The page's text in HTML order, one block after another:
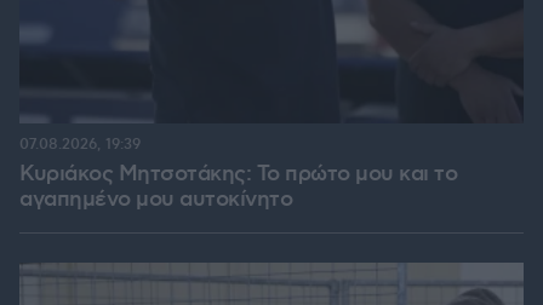
Κυριάκος Μητσοτάκης: Το πρώτο μου και το
αγαπημένο μου αυτοκίνητο
07.08.2026, 19:39